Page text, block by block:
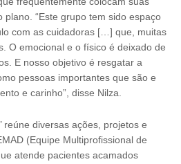
plano. “Este grupo tem sido espaço
com as cuidadoras […] que, muitas
O emocional e o físico é deixado de
E nosso objetivo é resgatar a
pessoas importantes que são e
e carinho”, disse Nilza.
reúne diversas ações, projetos e
(Equipe Multiprofissional de
atende pacientes acamados